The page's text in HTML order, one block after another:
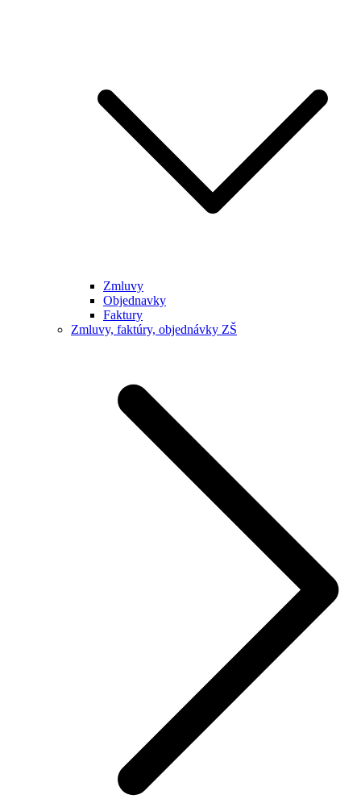
Zmluvy
Objednavky
Faktury
Zmluvy, faktúry, objednávky ZŠ